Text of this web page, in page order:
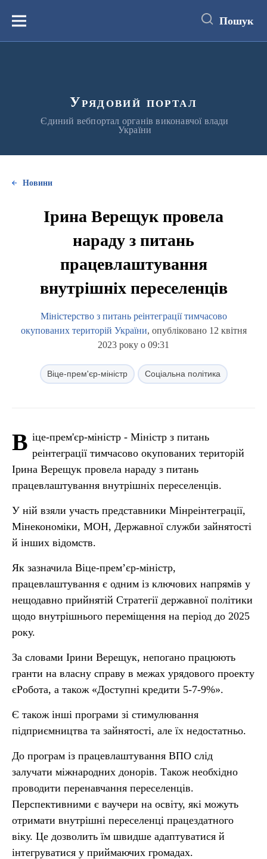
вмістуМеню Пошук
Урядовий портал
Єдиний вебпортал органів виконавчої влади
України
Новини
Ірина Верещук провела
нараду з питань
працевлаштування
внутрішніх переселенців
Міністерство з питань реінтеграції тимчасово
окупованих територій України, опубліковано 12 квітня
2023 року о 09:31
Віце-прем'єр-міністр Соціальна політика
В іце-прем'єр-міністр - Міністр з питань
реінтеграції тимчасово окупованих територій
Ірина Верещук провела нараду з питань
працевлаштування внутрішніх переселенців.
У ній взяли участь представники Мінреінтеграції,
Мінекономіки, МОН, Державної служби зайнятості
й інших відомств.
Як зазначила Віце-прем’єр-міністр,
працевлаштування є одним із ключових напрямів у
нещодавно прийнятій Стратегії державної політики
щодо внутрішнього переміщення на період до 2025
року.
За словами Ірини Верещук, непогано працюють
гранти на власну справу в межах урядового проекту
єРобота, а також «Доступні кредити 5-7-9%».
Є також інші програми зі стимулювання
підприємництва та зайнятості, але їх недостатньо.
До програм із працевлаштування ВПО слід
залучати міжнародних донорів. Також необхідно
проводити перенавчання переселенців.
Перспективними є ваучери на освіту, які можуть
отримати внутрішні переселенці працездатного
віку. Це дозволить їм швидше адаптуватися й
інтегруватися у приймаючих громадах.